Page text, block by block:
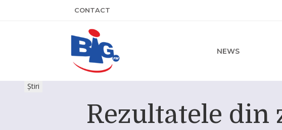
CONTACT
NEWS
Știri
Rezultatele din